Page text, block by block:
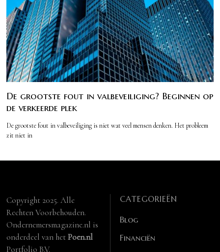
De grootste fout in valbeveiliging? Beginnen op
de verkeerde plek
De grootste fout in valbeveiliging is niet wat veel mensen denken. Het probleem
zit niet in
Copyright 2025. Alle
Rechten Voorbehouden.
Ondernemersmagazine.nl is
onderdeel van hetPoen.nl
Portfolio B.V.
CATEGORIEËN
Blog
Financiën